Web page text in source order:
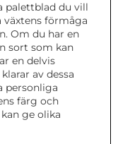
palettblad du vill
förmåga
Om du har en
sort som kan
en delvis
av dessa
personliga
färg och
ge olika